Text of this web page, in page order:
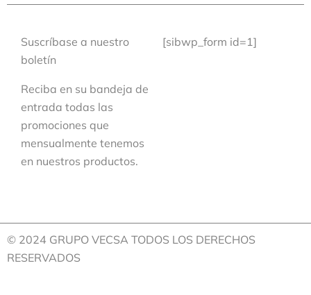
Suscríbase a nuestro
boletín
Reciba en su bandeja de
entrada todas las
promociones que
mensualmente tenemos
en nuestros productos.
[sibwp_form id=1]
© 2024 GRUPO VECSA TODOS LOS DERECHOS
RESERVADOS